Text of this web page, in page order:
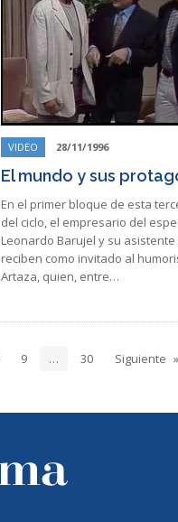
VIDEO 28/11/1996
El mundo y sus
En el primer bloque de esta
del ciclo, el empresario del
Leonardo Barujel y su
reciben como invitado al
Artaza, quien, entre…
9 … 30 Siguiente